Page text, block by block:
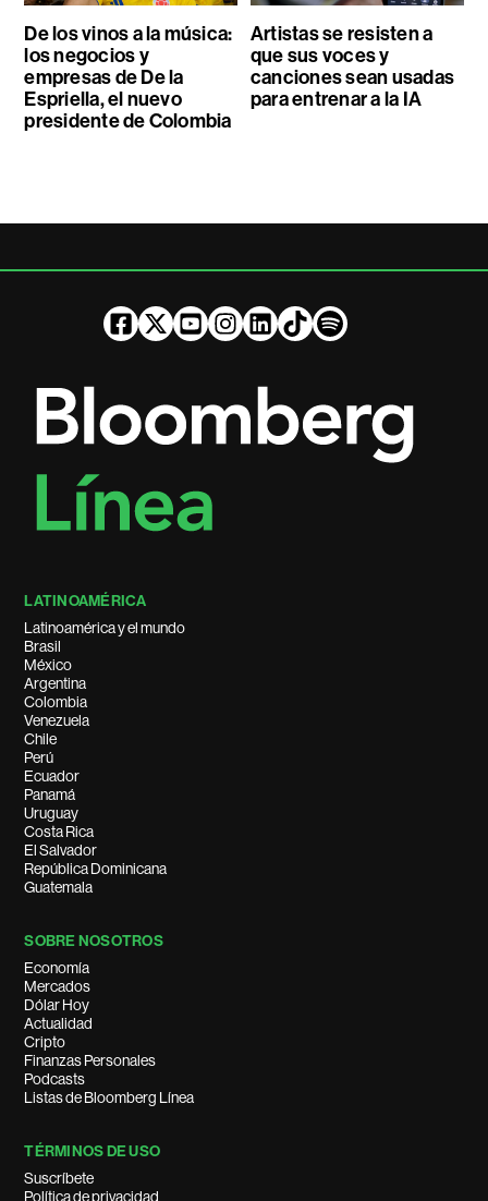
De los vinos a la música:
los negocios y
empresas de De la
Espriella, el nuevo
presidente de Colombia
Artistas se resisten a
que sus voces y
canciones sean usadas
para entrenar a la IA
LATINOAMÉRICA
Latinoamérica y el mundo
Brasil
México
Argentina
Colombia
Venezuela
Chile
Perú
Ecuador
Panamá
Uruguay
Costa Rica
El Salvador
República Dominicana
Guatemala
SOBRE NOSOTROS
Economía
Mercados
Dólar Hoy
Actualidad
Cripto
Finanzas Personales
Podcasts
Listas de Bloomberg Línea
TÉRMINOS DE USO
Suscríbete
Política de privacidad